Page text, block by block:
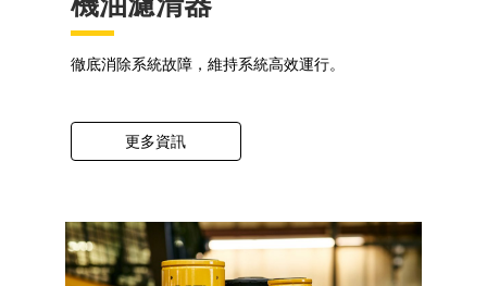
徹底消除系統故障，維持系統高效運行。
更多資訊